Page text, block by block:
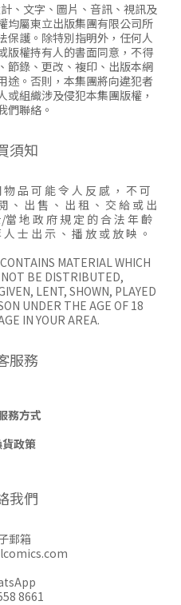
、文字、圖片、音訊、視訊及
均屬東立出版集團有限公司所
保護。除特別指明外，任何人
版權持有人的書面同意，不得
節錄、更改、複印、出版本網
途。否則，本集團將向違犯者
組織涉及侵犯本集團版權，
們聯絡。
須知
品 可 能 令 人 反 感 ， 不 可
、 出 售 、 出 租 、 交 給 或 出
地 政 府 規 定 的 合 法 年 齡
士 出 示 、 播 放 或 放 映 。
MATERIAL WHICH
NOT BE DISTRIBUTED,
LENT, SHOWN, PLAYED
UNDER THE AGE OF 18
IN YOUR AREA.
服務
務方式
政策
我們
郵箱
8661